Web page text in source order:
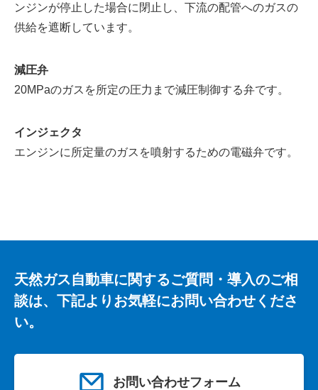
ンジンが停止した場合に閉止し、下流の配管へのガスの
供給を遮断しています。
減圧弁
20MPaのガスを所定の圧力まで減圧制御する弁です。
インジェクタ
エンジンに所定量のガスを噴射するための電磁弁です。
天然ガス自動車に関するご質問・導入のご相
談は、下記よりお気軽にお問い合わせくださ
い。
お問い合わせフォーム